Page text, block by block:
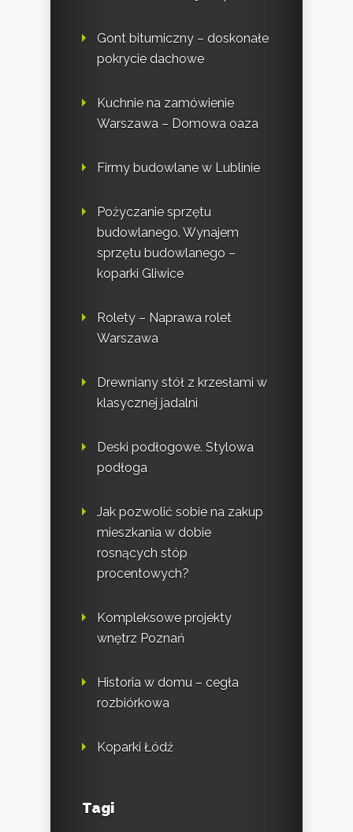
Gont bitumiczny – doskonałe
pokrycie dachowe
Kuchnie na zamówienie
Warszawa – Domowa oaza
Firmy budowlane w Lublinie
Pożyczanie sprzętu
budowlanego. Wynajem
sprzętu budowlanego –
koparki Gliwice
Rolety – Naprawa rolet
Warszawa
Drewniany stół z krzesłami w
klasycznej jadalni
Deski podłogowe. Stylowa
podłoga
Jak pozwolić sobie na zakup
mieszkania w dobie
rosnących stóp
procentowych?
Kompleksowe projekty
wnętrz Poznań
Historia w domu – cegła
rozbiórkowa
Koparki Łódź
Tagi